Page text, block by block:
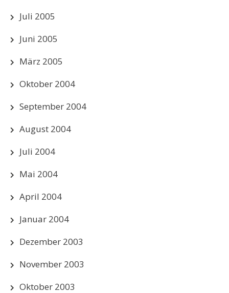
Juli 2005
Juni 2005
März 2005
Oktober 2004
September 2004
August 2004
Juli 2004
Mai 2004
April 2004
Januar 2004
Dezember 2003
November 2003
Oktober 2003